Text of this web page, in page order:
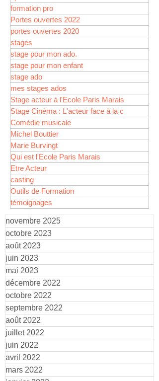
formation pro
Portes ouvertes 2022
portes ouvertes 2020
stages
stage pour mon ado.
stage pour mon enfant
stage ado
mes stages ados
Stage acteur à l'Ecole Paris Marais
Stage Cinéma : L'acteur face à la c
Comédie musicale
Michel Bouttier
Marie Burvingt
Qui est l'Ecole Paris Marais
Etre Acteur
casting
Outils de Formation
témoignages
novembre 2025
octobre 2023
août 2023
juin 2023
mai 2023
décembre 2022
octobre 2022
septembre 2022
août 2022
juillet 2022
juin 2022
avril 2022
mars 2022